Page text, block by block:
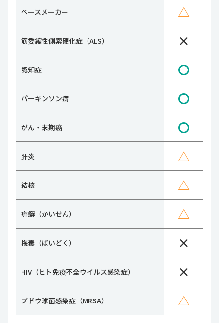
ペースメーカー △
筋委縮性側索硬化症（ALS） ×
認知症 〇
パーキンソン病 〇
がん・末期癌 〇
肝炎 △
結核 △
疥癬（かいせん） △
梅毒（ばいどく） ×
HIV（ヒト免疫不全ウイルス感染症） ×
ブドウ球菌感染症（MRSA） △